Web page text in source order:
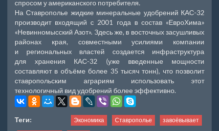
спросом у американского потребителя.
На Ставрополье жидкие минеральные удобрений КАС-32
производит входящий с 2001 года в состав «ЕвроХима»
«Невинномысский Азот». Здесь же, в восточных засушливых
районах края, совместными усилиями компании
и региональных властей создается инфраструктура
для хранения КАС-32 (уже введенные мощности
составляют в объёме более 35 тысяч тонн), что позволит
ставропольским аграриям использовать этот
технологичный вид удобрений более эффективно.
Теги: Экономика Ставрополье завоёвывает